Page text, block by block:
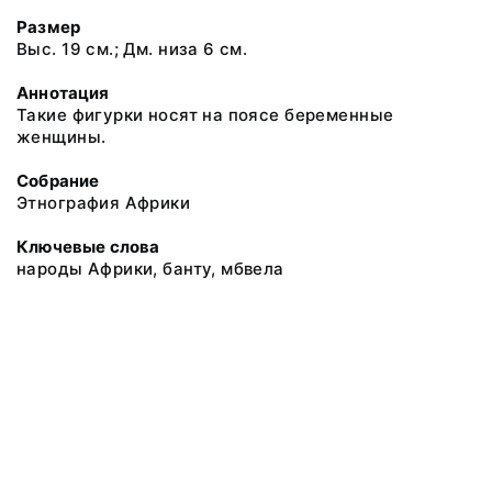
Размер
Выс. 19 см.; Дм. низа 6 см.
Аннотация
Такие фигурки носят на поясе беременные
женщины.
Собрание
Этнография Африки
Ключевые слова
народы Африки, банту, мбвела